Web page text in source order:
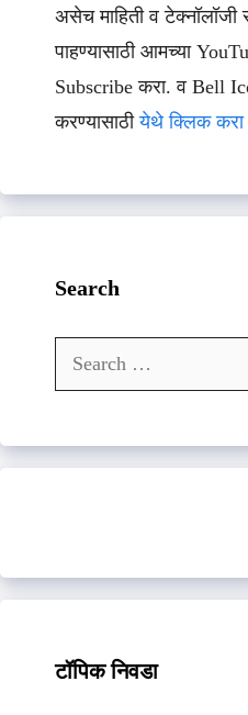
असेच माहिती व टेक्नॉलॉजी
पाहण्यासाठी आमच्या
Subscribe करा. व Bell
करण्यासाठीयेथे क्लिक करा
Search
Search
for:
टॉपिक निवडा